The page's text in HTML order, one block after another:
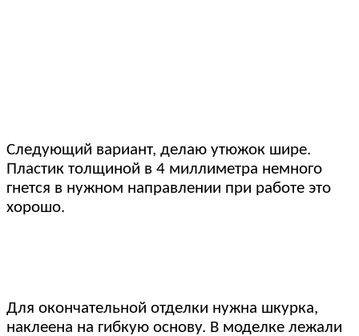
Следующий вариант, делаю утюжок шире.
Пластик толщиной в 4 миллиметра немного
гнется в нужном направлении при работе это
хорошо.
Для окончательной отделки нужна шкурка,
наклеена на гибкую основу. В моделке лежали